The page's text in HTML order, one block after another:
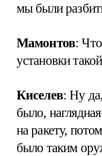
мы были
Мамонтов:
установки
Киселев: Ну
было,
на ракету,
было таким